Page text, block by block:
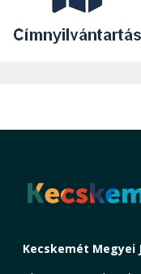
Kecskemét Megyei